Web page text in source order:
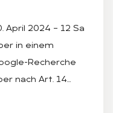
April 2024 – 12 Sa
in einem
Recherche
nach Art. 14…